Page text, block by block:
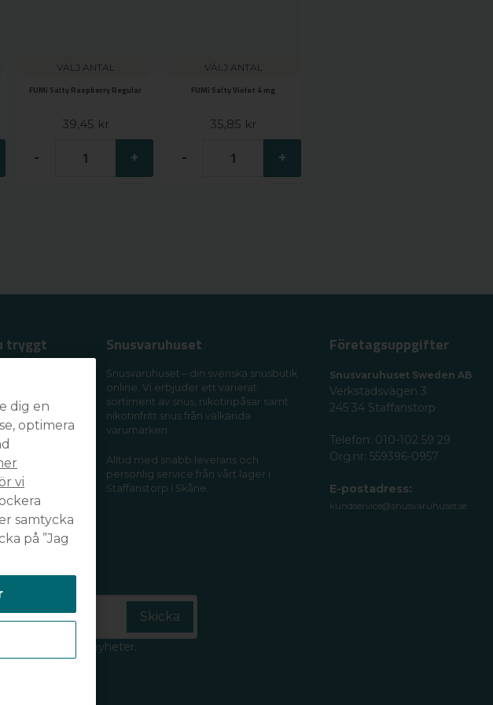
VÄLJ ANTAL
FUMi Salty Raspberry Regular
39,45 kr
- +
VÄLJ ANTAL
FUMi Salty Violet 4 mg
35,85 kr
- +
tryggt Snusvaruhuset
Snusvaruhuset – din svenska snusbutik
online. Vi erbjuder ett varierat
sortiment av snus, nikotinpåsar samt
nikotinfritt snus från välkända
varumärken.
Alltid med snabb leverans och
personlig service från vårt lager i
Staffanstorp i Skåne.
Företagsuppgifter
Snusvaruhuset Sweden AB
Verkstadsvägen 3
245 34 Staffanstorp
Telefon: 010-102 59 29
Org.nr: 559396-0957
E-postadress:
kundservice@snusvaruhuset.se
nyhetsbrev
Skicka
ta del av våra nyheter.
här.
dig en
optimera
vi
samtycka
på ”Jag